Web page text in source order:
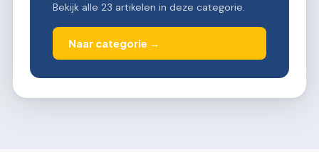
Bekijk alle 23 artikelen in deze categorie.
Naar categorie →